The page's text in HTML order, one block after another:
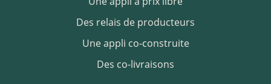
Des relais de producteurs
Des co-livraisons
Une appli co-construite